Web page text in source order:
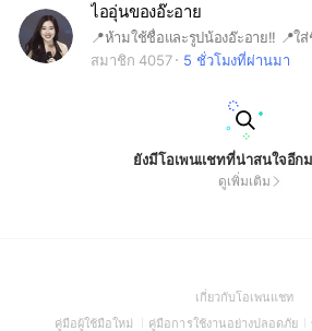
ไออุ่นของอ๊ะอาย
สมาชิก 4057
5 ชั่วโมงที่ผ่านมา
ยังมีโอเพนแชทที่น่าสนใจอีก
ดูเพิ่มเติม
เกี่ยวกับโอเพนแชท
in
คู่มือผู้ใช้มือใหม่ (Open
คู่มือการใช้งานอย่างปลอดภัย